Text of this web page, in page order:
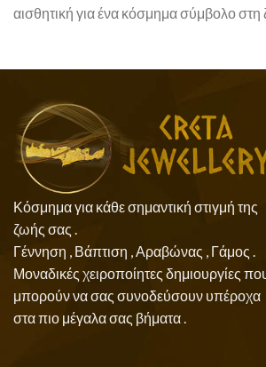
αισθητική για ένα κόσμημα σύμβολο
Κόσμημα για κάθε σημαντική στιγμή της
ζωής σας .
Γέννηση , Βάπτιση , Αραβώνας , Γάμος .
Μοναδικές χειροποίητες δημιουργίες
μπορούν να σας συνοδεύσουν υπέροχα
στα πιο μέγαλα σας βήματα .